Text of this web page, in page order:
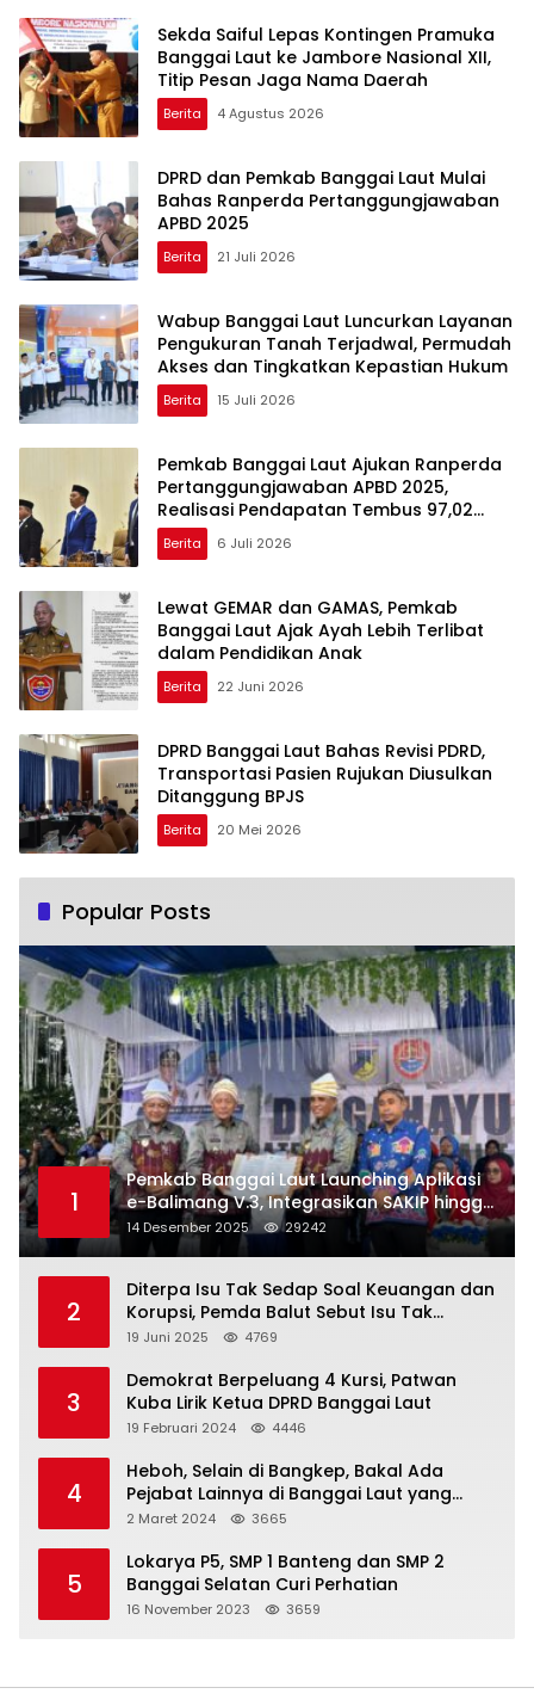
Sekda Saiful Lepas Kontingen Pramuka
Banggai Laut ke Jambore Nasional XII,
Titip Pesan Jaga Nama Daerah
Berita 4 Agustus 2026
DPRD dan Pemkab Banggai Laut Mulai
Bahas Ranperda Pertanggungjawaban
APBD 2025
Berita 21 Juli 2026
Wabup Banggai Laut Luncurkan Layanan
Pengukuran Tanah Terjadwal, Permudah
Akses dan Tingkatkan Kepastian Hukum
Berita 15 Juli 2026
Pemkab Banggai Laut Ajukan Ranperda
Pertanggungjawaban APBD 2025,
Realisasi Pendapatan Tembus 97,02
Persen
Berita 6 Juli 2026
Lewat GEMAR dan GAMAS, Pemkab
Banggai Laut Ajak Ayah Lebih Terlibat
dalam Pendidikan Anak
Berita 22 Juni 2026
DPRD Banggai Laut Bahas Revisi PDRD,
Transportasi Pasien Rujukan Diusulkan
Ditanggung BPJS
Berita 20 Mei 2026
Popular Posts
1
Pemkab Banggai Laut Launching Aplikasi
e-Balimang V.3, Integrasikan SAKIP hingga
Satu Data Layanan Publik
14 Desember 2025 29242
2
Diterpa Isu Tak Sedap Soal Keuangan dan
Korupsi, Pemda Balut Sebut Isu Tak
Berdasar
19 Juni 2025 4769
3
Demokrat Berpeluang 4 Kursi, Patwan
Kuba Lirik Ketua DPRD Banggai Laut
19 Februari 2024 4446
4
Heboh, Selain di Bangkep, Bakal Ada
Pejabat Lainnya di Banggai Laut yang
Bakal di Ciduk, Bagini Kata Kapolres!
2 Maret 2024 3665
5
Lokarya P5, SMP 1 Banteng dan SMP 2
Banggai Selatan Curi Perhatian
16 November 2023 3659